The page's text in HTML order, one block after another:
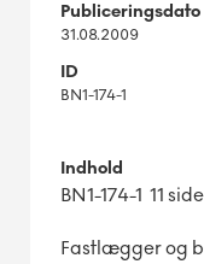
Publiceringsdato
31.08.2009
ID
BN1-174-1
Indhold
BN1-174-1 11
Fastlægger og